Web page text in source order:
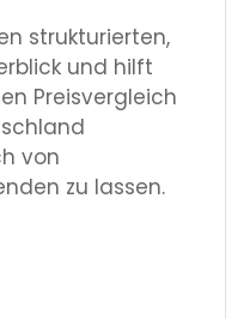
strukturierten,
und hilft
Preisvergleich
von
zu lassen.